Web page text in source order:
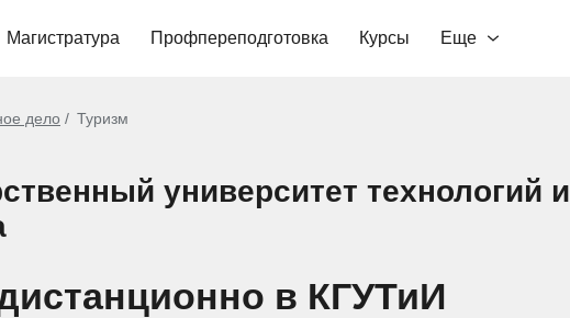
Магистратура Профпереподготовка Курсы Еще
дело Туризм
университет технологий и
в КГУТиИ